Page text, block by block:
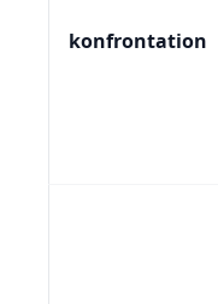
konfrontation